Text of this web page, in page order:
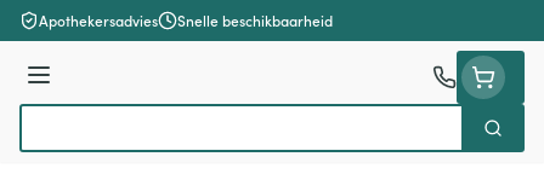
Ga naar de inhoud
Apothekersadvies Snelle beschikbaarheid
Menu
Zoek